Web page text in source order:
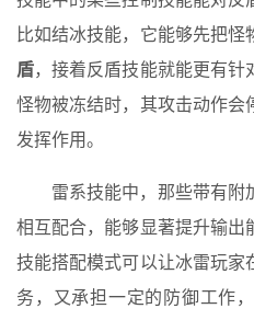
比如结冰技能，它能够先把怪
盾，接着反盾技能就能更有针
怪物被冻结时，其攻击动作会
发挥作用。
雷系技能中，那些带有附
相互配合，能够显著提升输出
技能搭配模式可以让冰雷玩家
务，又承担一定的防御工作